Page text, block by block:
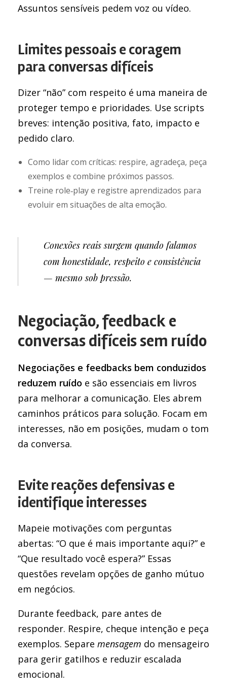
Assuntos sensíveis pedem voz ou vídeo.
Limites pessoais e coragem
para conversas difíceis
Dizer “não” com respeito é uma maneira de
proteger tempo e prioridades. Use scripts
breves: intenção positiva, fato, impacto e
pedido claro.
Como lidar com críticas: respire, agradeça, peça
exemplos e combine próximos passos.
Treine role‑play e registre aprendizados para
evoluir em situações de alta emoção.
Conexões reais surgem quando falamos
com honestidade, respeito e consistência
— mesmo sob pressão.
Negociação, feedback e
conversas difíceis sem ruído
Negociações e feedbacks bem conduzidos
reduzem ruído e são essenciais em livros
para melhorar a comunicação. Eles abrem
caminhos práticos para solução. Focam em
interesses, não em posições, mudam o tom
da conversa.
Evite reações defensivas e
identifique interesses
Mapeie motivações com perguntas
abertas: “O que é mais importante aqui?” e
“Que resultado você espera?” Essas
questões revelam opções de ganho mútuo
em negócios.
Durante feedback, pare antes de
responder. Respire, cheque intenção e peça
exemplos. Separe mensagem do mensageiro
para gerir gatilhos e reduzir escalada
emocional.